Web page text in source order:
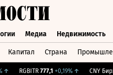
Медиа Недвижимость
Капитал Страна
RGBITR 777,1 +0,19%↑ CNY Бирж.